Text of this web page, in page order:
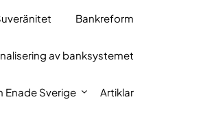
Bankreform
av banksystemet
Enade Sverige Artiklar